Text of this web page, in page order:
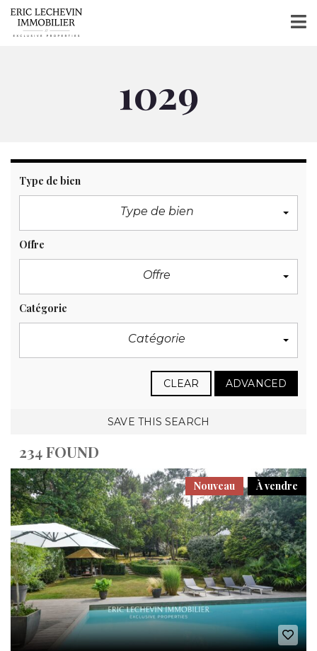
1029
Type de bien
Type de bien
Offre
Offre
Catégorie
Catégorie
CLEAR ADVANCED
SAVE THIS SEARCH
234 FOUND
À vendre
Nouveau